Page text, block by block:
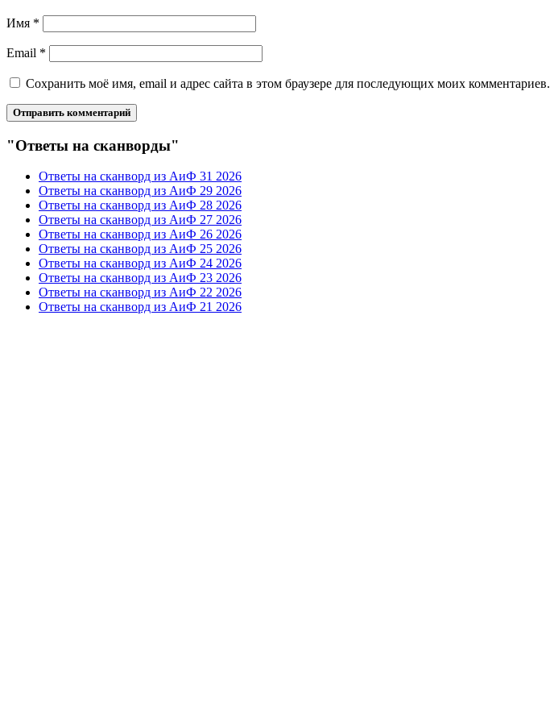
Имя *
Email *
Сохранить моё имя, email и адрес сайта в этом браузере для последующих моих комментариев.
"Ответы на сканворды"
Ответы на сканворд из АиФ 31 2026
Ответы на сканворд из АиФ 29 2026
Ответы на сканворд из АиФ 28 2026
Ответы на сканворд из АиФ 27 2026
Ответы на сканворд из АиФ 26 2026
Ответы на сканворд из АиФ 25 2026
Ответы на сканворд из АиФ 24 2026
Ответы на сканворд из АиФ 23 2026
Ответы на сканворд из АиФ 22 2026
Ответы на сканворд из АиФ 21 2026